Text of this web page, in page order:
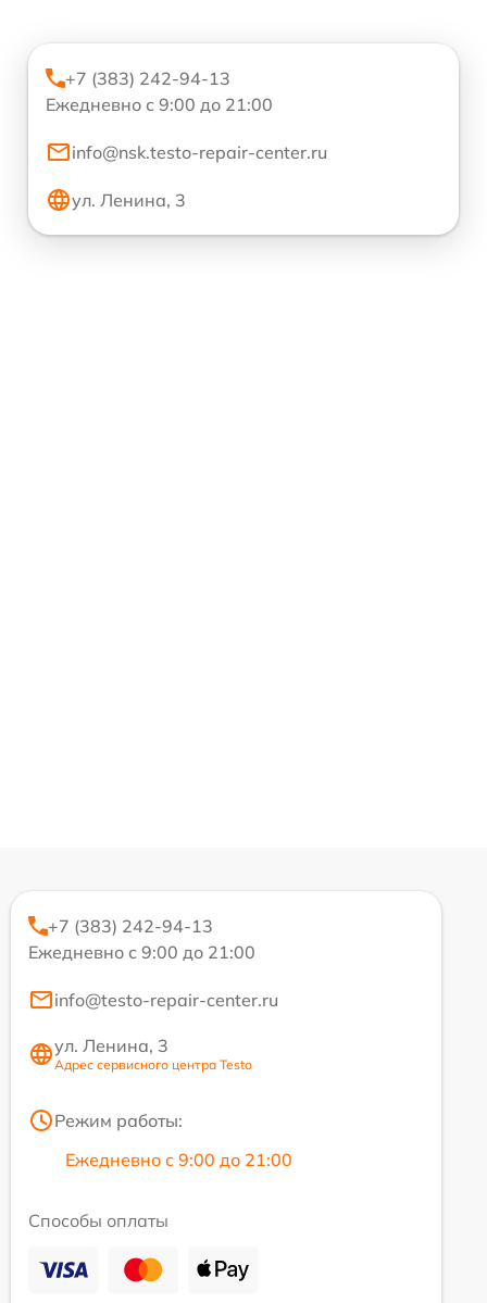
+7 (383) 242-94-13
Ежедневно с 9:00 до 21:00
info@nsk.testo-repair-center.ru
ул. Ленина, 3
+7 (383) 242-94-13
Ежедневно с 9:00 до 21:00
info@testo-repair-center.ru
ул. Ленина, 3
Адрес сервисного центра Testo
Режим работы:
Ежедневно с 9:00 до 21:00
Способы оплаты